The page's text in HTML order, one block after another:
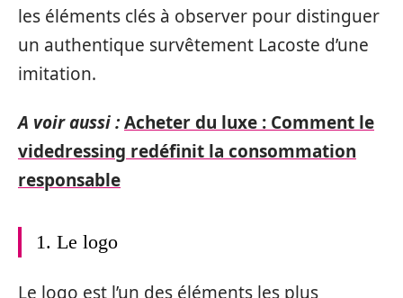
les éléments clés à observer pour distinguer
un authentique survêtement Lacoste d’une
imitation.
A voir aussi :Acheter du luxe : Comment le
videdressing redéfinit la consommation
responsable
1. Le logo
Le logo est l’un des éléments les plus